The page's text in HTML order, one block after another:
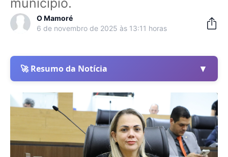
município.
O Mamoré
6 de novembro de 2025 às 13:11 horas
🚀 Resumo da Notícia ▼